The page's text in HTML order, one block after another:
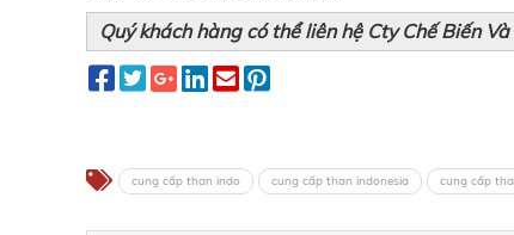
Quý khách hàng có thể liên hệ Cty Chế Biến
cung cấp than indo cung cấp than indonesia cung cấp